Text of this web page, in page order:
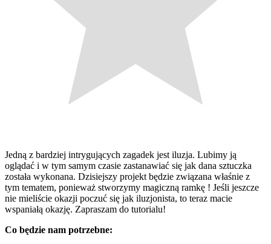
Jedną z bardziej intrygujących zagadek jest iluzja. Lubimy ją
oglądać i w tym samym czasie zastanawiać się jak dana sztuczka
została wykonana. Dzisiejszy projekt będzie związana właśnie z
tym tematem, ponieważ stworzymy magiczną ramkę ! Jeśli jeszcze
nie mieliście okazji poczuć się jak iluzjonista, to teraz macie
wspaniałą okazję. Zapraszam do tutorialu!
Co będzie nam potrzebne: